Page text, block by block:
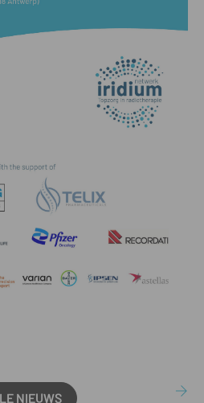
NIEUWS